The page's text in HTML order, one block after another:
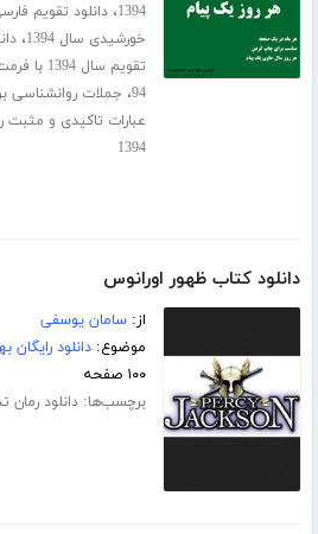
1394،دانلود تقویم فارسی
خورشیدی سال 1394
،
تقویم سال 1394 با فرمت پی دی اف
94، جملات روانشناسی
عبارات تاکیدی و مثبت
1394
دانلود کتاب ظهور اورانوس
از:سامان یوسفی
موضوع:دانلود رایگان
۱۰۰ صفحه
برچسب‌ها:دانلود رمان